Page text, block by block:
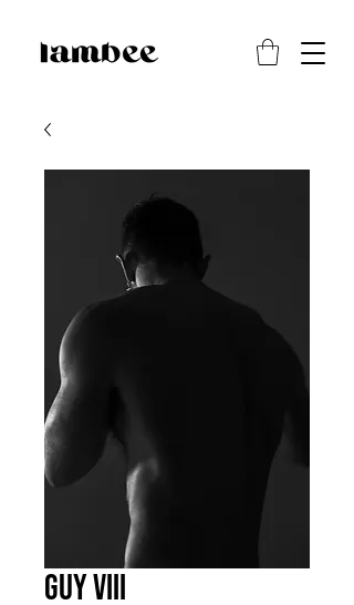
GUY VIII